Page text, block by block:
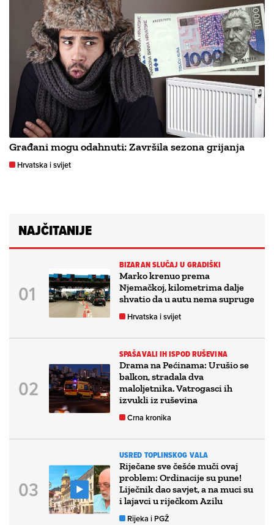
Građani mogu odahnuti: Završila sezona grijanja
Hrvatska i svijet
NAJČITANIJE
BIZARAN SLUČAJ U GRADIŠKI
Marko krenuo prema
Njemačkoj, kilometrima dalje
shvatio da u autu nema supruge
Hrvatska i svijet
SPAŠAVALI IH ISPOD RUŠEVINA
Drama na Pećinama: Urušio se
balkon, stradala dva
maloljetnika. Vatrogasci ih
izvukli iz ruševina
Crna kronika
USRED TOPLINSKOG VALA
Riječane sve češće muči ovaj
problem: Ordinacije su pune!
Liječnik dao savjet, a na muci su
i lajavci u riječkom Azilu
Rijeka i PGŽ